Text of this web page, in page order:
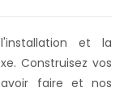
et la
Construisez vos
faire et nos